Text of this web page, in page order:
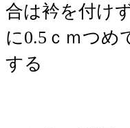
合は衿を付け
に0.5ｃｍつめ
する